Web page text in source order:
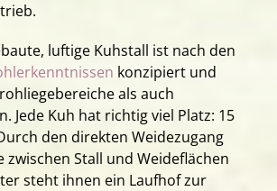
luftige Kuhstall ist nach den
konzipiert und
als auch
Jede Kuh hat richtig viel Platz: 15
den direkten Weidezugang
zwischen Stall und Weideflächen
steht ihnen ein Laufhof zur